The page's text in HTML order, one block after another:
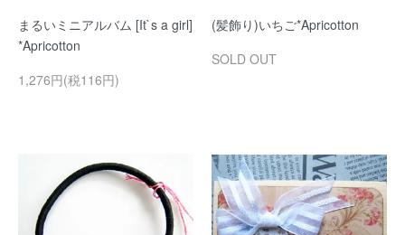
まるいミニアルバム [It`s a girl]
*Apricotton
1,276円(税116円)
(髪飾り)いちご*Apricotton
SOLD OUT